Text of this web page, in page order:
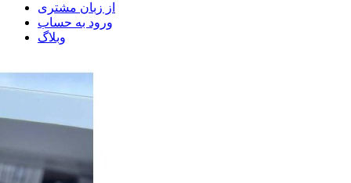
از زبان مشتری
ورود به حساب
وبلاگ